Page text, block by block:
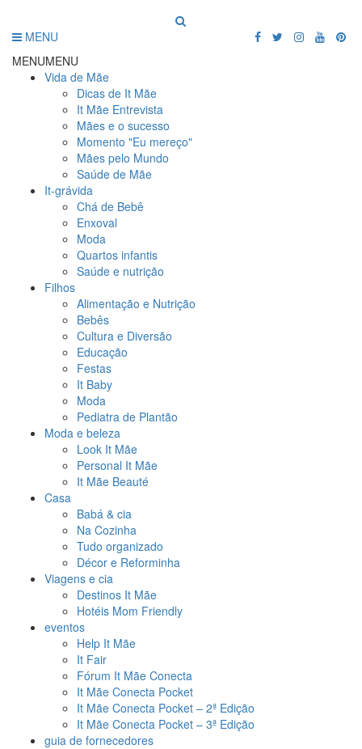
MENU
MENUMENU
Vida de Mãe
Dicas de It Mãe
It Mãe Entrevista
Mães e o sucesso
Momento "Eu mereço"
Mães pelo Mundo
Saúde de Mãe
It-grávida
Chá de Bebê
Enxoval
Moda
Quartos infantis
Saúde e nutrição
Filhos
Alimentação e Nutrição
Bebês
Cultura e Diversão
Educação
Festas
It Baby
Moda
Pediatra de Plantão
Moda e beleza
Look It Mãe
Personal It Mãe
It Mãe Beauté
Casa
Babá & cia
Na Cozinha
Tudo organizado
Décor e Reforminha
Viagens e cia
Destinos It Mãe
Hotéis Mom Friendly
eventos
Help It Mãe
It Fair
Fórum It Mãe Conecta
It Mãe Conecta Pocket
It Mãe Conecta Pocket – 2ª Edição
It Mãe Conecta Pocket – 3ª Edição
guia de fornecedores